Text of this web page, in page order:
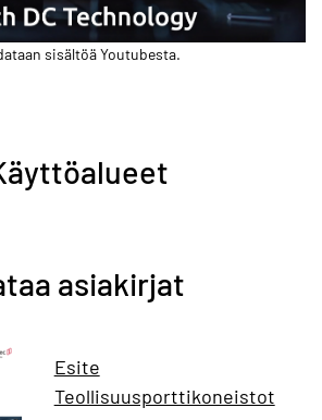
sisältöä Youtubesta.
asiakirjat
Esite
Teollisuusporttikoneistot